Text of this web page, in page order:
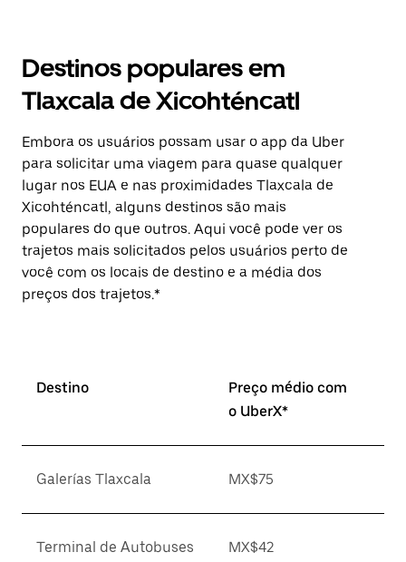
Destinos populares em
Tlaxcala de Xicohténcatl
Embora os usuários possam usar o app da Uber
para solicitar uma viagem para quase qualquer
lugar nos EUA e nas proximidades Tlaxcala de
Xicohténcatl, alguns destinos são mais
populares do que outros. Aqui você pode ver os
trajetos mais solicitados pelos usuários perto de
você com os locais de destino e a média dos
preços dos trajetos.*
Destino
Preço médio com
o UberX*
Galerías Tlaxcala MX$75
Terminal de Autobuses MX$42